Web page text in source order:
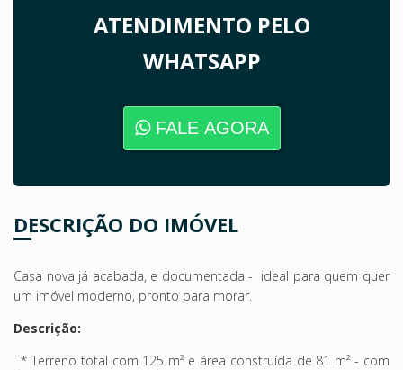
ATENDIMENTO PELO
WHATSAPP
FALE AGORA
DESCRIÇÃO DO IMÓVEL
Casa nova já acabada, e documentada - ideal para quem quer
um imóvel moderno, pronto para morar.
Descrição:
¨* Terreno total com 125 m² e área construída de 81 m² - com